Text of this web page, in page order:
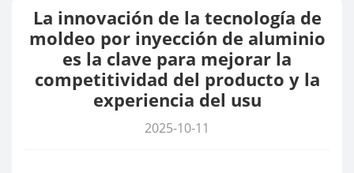
La innovación de la tecnología de
moldeo por inyección de aluminio
es la clave para mejorar la
competitividad del producto y la
experiencia del usu
2025-10-11